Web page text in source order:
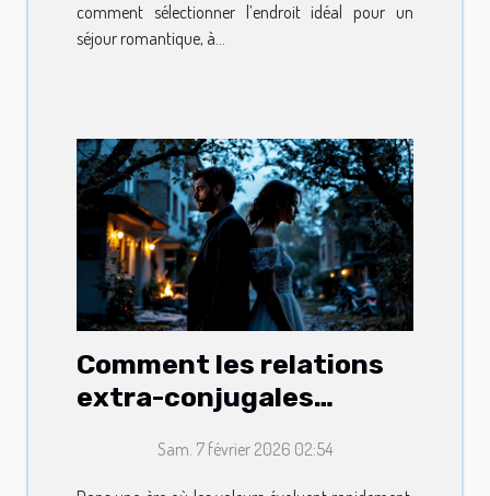
comment sélectionner l’endroit idéal pour un
séjour romantique, à...
Comment les relations
extra-conjugales
mariages modernes ?
Sam. 7 février 2026 02:54